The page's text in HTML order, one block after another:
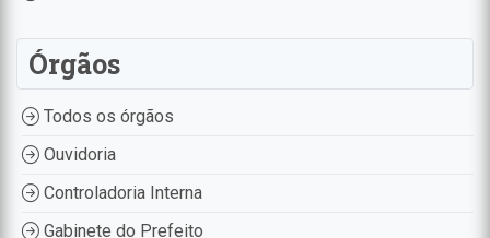
Órgãos
Todos os órgãos
Ouvidoria
Controladoria Interna
Gabinete do Prefeito